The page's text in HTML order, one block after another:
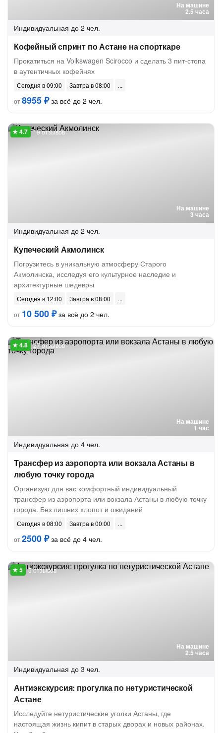
На машине
2.5 часа
Индивидуальная до 2 чел.
Кофейный спринт по Астане на спорткаре
Прокатиться на Volkswagen Scirocco и сделать 3 пит-стопа
в аутентичных кофейнях
Сегодня в 09:00
Завтра в 08:00
от8955 ₽за всё до 2 чел.
На машине
3 часа
19 отзывов
Индивидуальная до 2 чел.
Купеческий Акмолинск
Погрузитесь в уникальную атмосферу Старого
Акмолинска, исследуя его культурное наследие и
архитектурные шедевры
Сегодня в 12:00
Завтра в 08:00
от 10 500 ₽за всё до 2 чел.
На машине
1 час
27 отзывов
Индивидуальная до 4 чел.
Трансфер из аэропорта или вокзала Астаны в
любую точку города
Организую для вас комфортный индивидуальный
трансфер из аэропорта или вокзала Астаны в любую точку
города. Без лишних хлопот и ожиданий
Сегодня в 08:00
Завтра в 00:00
от2500 ₽за всё до 4 чел.
На машине
2.5 часа
5 отзывов
Индивидуальная до 3 чел.
Антиэкскурсия: прогулка по нетуристической
Астане
Исследуйте нетуристические уголки Астаны, где
настоящая жизнь кипит в старых дворах и новых районах.